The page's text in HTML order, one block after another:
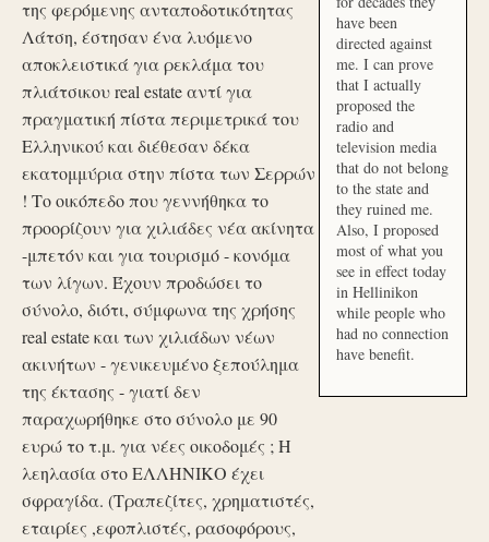
της φερόμενης ανταποδοτικότητας
Λάτση, έστησαν ένα λυόμενο
αποκλειστικά για ρεκλάμα του
πλιάτσικου real estate αντί για
πραγματική πίστα περιμετρικά του
Ελληνικού και διέθεσαν δέκα
εκατομμύρια στην πίστα των Σερρών
! Το οικόπεδο που γεννήθηκα το
προορίζουν για χιλιάδες νέα ακίνητα
-μπετόν και για τουρισμό - κονόμα
των λίγων. Έχουν προδώσει το
σύνολο, διότι, σύμφωνα της χρήσης
real estate και των χιλιάδων νέων
ακινήτων - γενικευμένο ξεπούλημα
της έκτασης - γιατί δεν
παραχωρήθηκε στο σύνολο με 90
ευρώ το τ.μ. για νέες οικοδομές ; Η
λεηλασία στο ΕΛΛΗΝΙΚΟ έχει
σφραγίδα. (Τραπεζίτες, χρηματιστές,
εταιρίες ,εφοπλιστές, ρασοφόρους,
have been
directed against
me. I can prove
that I actually
proposed the
radio and
television media
that do not belong
to the state and
they ruined me.
Also, I proposed
most of what you
see in effect today
in Hellinikon
while people who
had no connection
have benefit.